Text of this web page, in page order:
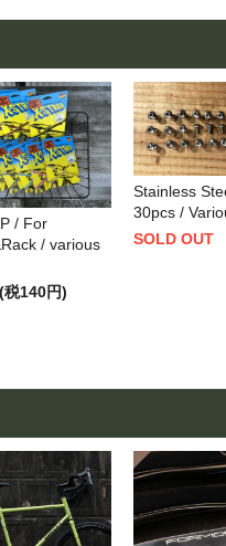
/ For
/ various
税140円)
Stainless
30pcs /
SOLD OUT